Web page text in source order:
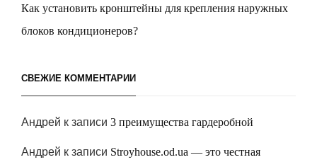
Как установить кронштейны для крепления наружных
блоков кондиционеров?
СВЕЖИЕ КОММЕНТАРИИ
Андрей к записи 3 преимущества гардеробной
Андрей к записи Stroyhouse.od.ua — это честная